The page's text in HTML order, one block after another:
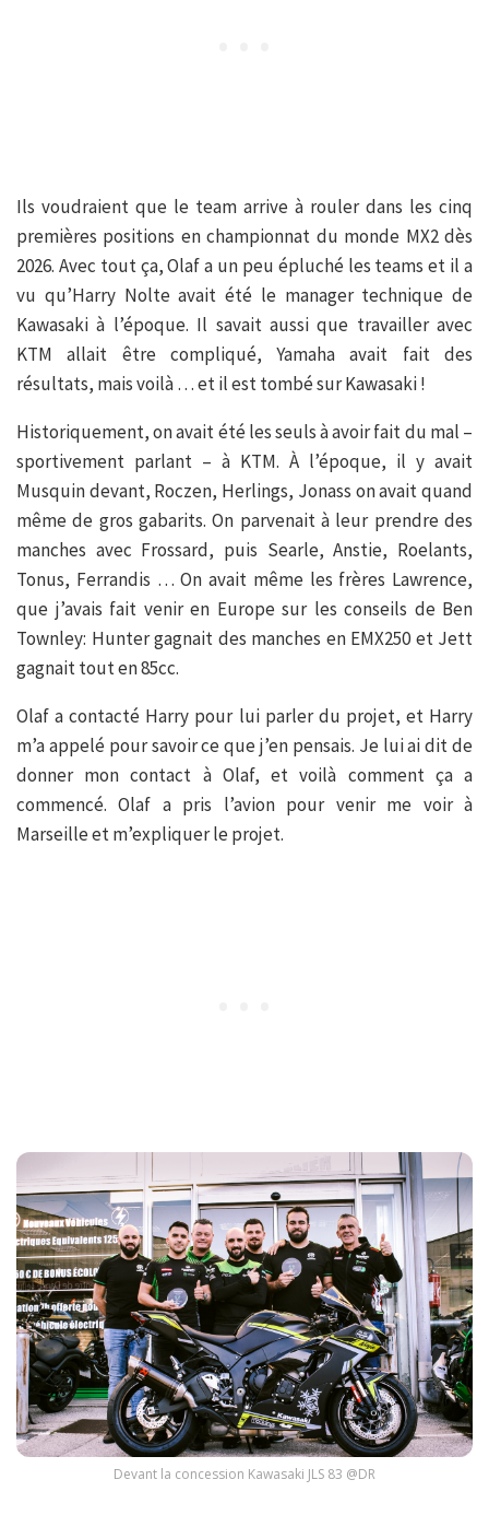
Ils voudraient que le team arrive à rouler dans les cinq
premières positions en championnat du monde MX2 dès
2026. Avec tout ça, Olaf a un peu épluché les teams et il a
vu qu’Harry Nolte avait été le manager technique de
Kawasaki à l’époque. Il savait aussi que travailler avec
KTM allait être compliqué, Yamaha avait fait des
résultats, mais voilà … et il est tombé sur Kawasaki !
Historiquement, on avait été les seuls à avoir fait du mal –
sportivement parlant – à KTM. À l’époque, il y avait
Musquin devant, Roczen, Herlings, Jonass on avait quand
même de gros gabarits. On parvenait à leur prendre des
manches avec Frossard, puis Searle, Anstie, Roelants,
Tonus, Ferrandis … On avait même les frères Lawrence,
que j’avais fait venir en Europe sur les conseils de Ben
Townley: Hunter gagnait des manches en EMX250 et Jett
gagnait tout en 85cc.
Olaf a contacté Harry pour lui parler du projet, et Harry
m’a appelé pour savoir ce que j’en pensais. Je lui ai dit de
donner mon contact à Olaf, et voilà comment ça a
commencé. Olaf a pris l’avion pour venir me voir à
Marseille et m’expliquer le projet.
Devant la concession Kawasaki JLS 83 @DR